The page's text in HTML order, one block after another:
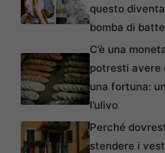
questo
bomba di
C’è una
potresti avere
una fortuna:
l’ulivo
Perché
stendere i